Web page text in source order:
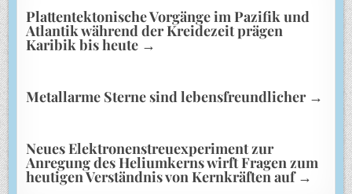
Plattentektonische Vorgänge im Pazifik und
Atlantik während der Kreidezeit prägen
Karibik bis heute →
Metallarme Sterne sind lebensfreundlicher →
Neues Elektronenstreuexperiment zur
Anregung des Heliumkerns wirft Fragen zum
heutigen Verständnis von Kernkräften auf →